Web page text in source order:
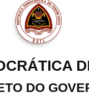
DO